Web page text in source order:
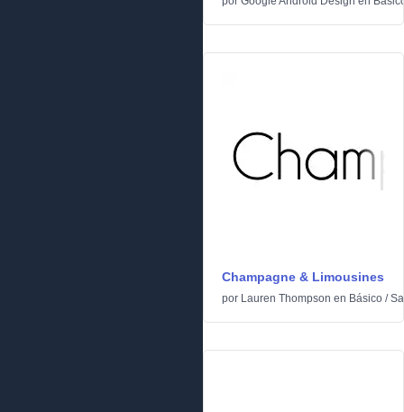
Champagne & Limousines
por Lauren Thompson en Básico /